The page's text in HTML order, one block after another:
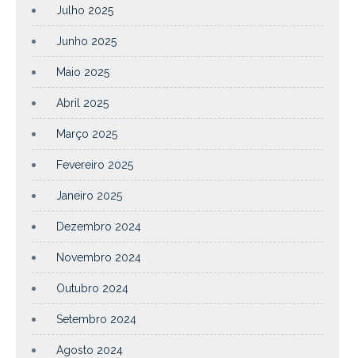
Julho 2025
Junho 2025
Maio 2025
Abril 2025
Março 2025
Fevereiro 2025
Janeiro 2025
Dezembro 2024
Novembro 2024
Outubro 2024
Setembro 2024
Agosto 2024